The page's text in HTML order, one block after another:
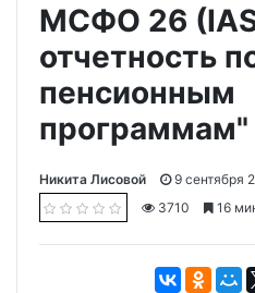
МСФО 26
отчетность
пенсионным
программам"
Никита Лисовой
9 сентября
3710
16